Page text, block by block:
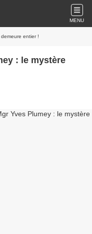
MENU
entier !
: le mystère